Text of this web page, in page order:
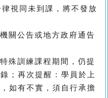
視同未到課，將不發放
關公告或地方政府通告
殊訓練課程期間，仍提
；再次提醒：學員於上
如有不實，須自行承擔